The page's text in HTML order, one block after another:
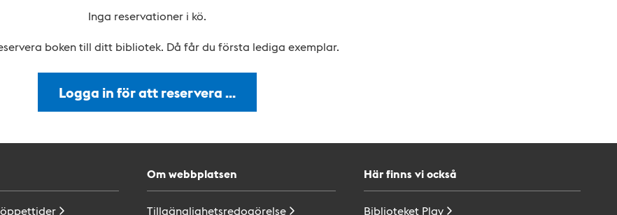
Inga reservationer i kö.
boken till ditt bibliotek. Då får du första lediga exemplar.
Logga in för att reservera …
öppettider
Om webbplatsen
Tillgänglighetsredogörelse
Här finns vi också
Biblioteket Play